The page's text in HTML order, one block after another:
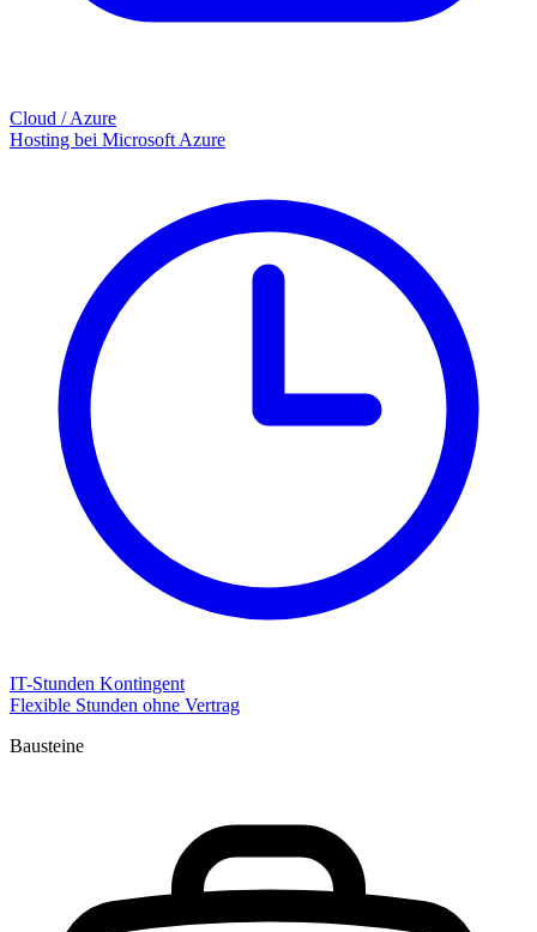
Cloud / Azure
Hosting bei Microsoft Azure
IT-Stunden Kontingent
Flexible Stunden ohne Vertrag
Bausteine